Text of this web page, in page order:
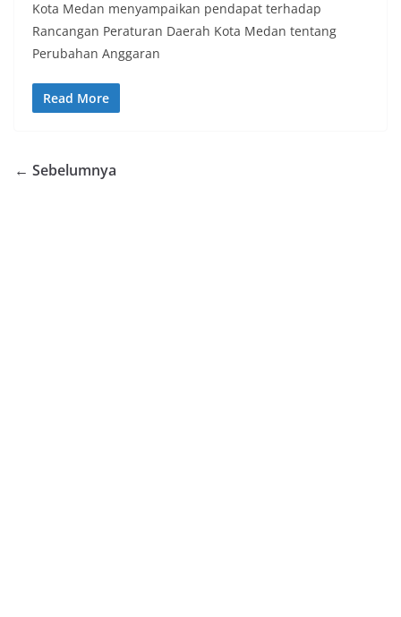
Kota Medan menyampaikan pendapat terhadap
Rancangan Peraturan Daerah Kota Medan tentang
Perubahan Anggaran
Read More
← Sebelumnya